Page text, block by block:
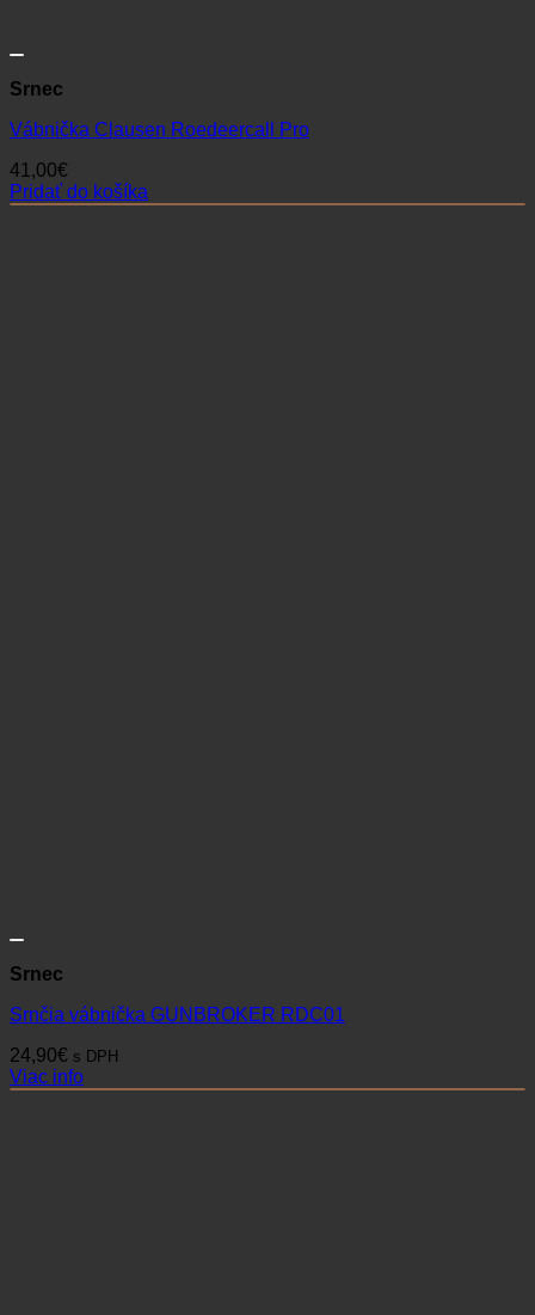
Srnec
Vábnička Clausen Roedeercall Pro
41,00€
Pridať do košíka
Srnec
Srnčia vábnička GUNBROKER RDC01
24,90€ s DPH
Viac info